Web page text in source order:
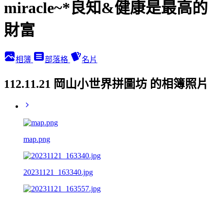
miracle~*良知&健康是最高的
財富
相簿 部落格 名片
112.11.21 岡山小世界拼圖坊 的相簿照片
map.png
20231121_163340.jpg